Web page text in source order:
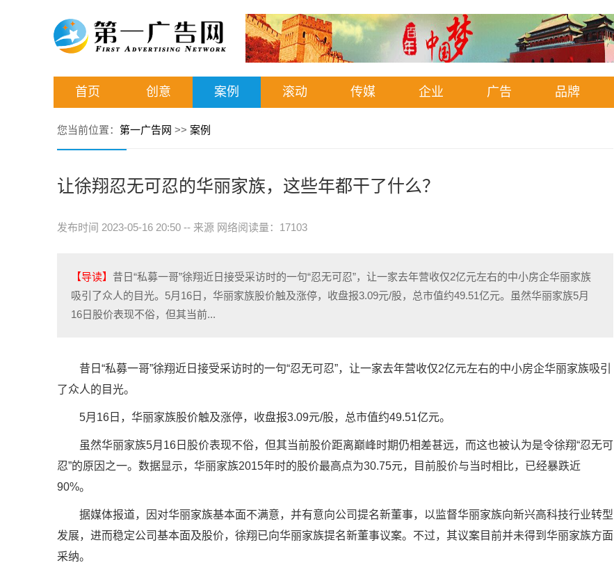
首页 创意 案例 滚动 传媒 企业 广告 品牌
您当前位置： 第一广告网 >> 案例
让徐翔忍无可忍的华丽家族，这些年都干了什么？
发布时间 2023-05-16 20:50 -- 来源 网络阅读量：17103
【导读】 昔日“私募一哥”徐翔近日接受采访时的一句“忍无可忍”，让一家去年营收仅2亿元左右的中小房企华丽家族
吸引了众人的目光。5月16日，华丽家族股价触及涨停，收盘报3.09元/股，总市值约49.51亿元。虽然华丽家族5月
16日股价表现不俗，但其当前...
昔日“私募一哥”徐翔近日接受采访时的一句“忍无可忍”，让一家去年营收仅2亿元左右的中小房企华丽家族吸引
了众人的目光。
5月16日，华丽家族股价触及涨停，收盘报3.09元/股，总市值约49.51亿元。
虽然华丽家族5月16日股价表现不俗，但其当前股价距离巅峰时期仍相差甚远，而这也被认为是令徐翔“忍无可
忍”的原因之一。数据显示，华丽家族2015年时的股价最高点为30.75元，目前股价与当时相比，已经暴跌近
90%。
据媒体报道，因对华丽家族基本面不满意，并有意向公司提名新董事，以监督华丽家族向新兴高科技行业转型
发展，进而稳定公司基本面及股价，徐翔已向华丽家族提名新董事议案。不过，其议案目前并未得到华丽家族方面
采纳。